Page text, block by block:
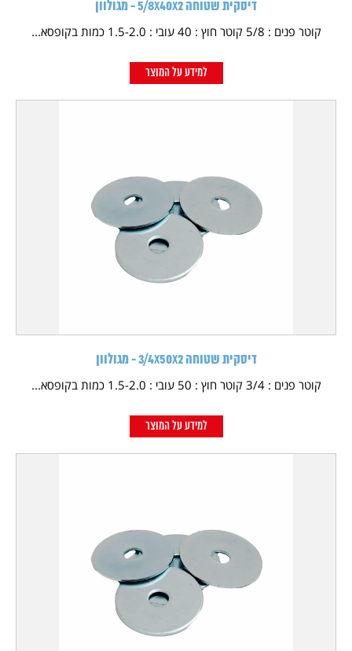
דיסקית שטוחה 5/8X40X2 - מגולוון
קוטר פנים : 5/8 קוטר חוץ : 40 עובי : 1.5-2.0 כמות בקופסא...
למידע על המוצר
דיסקית שטוחה 3/4X50X2 - מגולוון
קוטר פנים : 3/4 קוטר חוץ : 50 עובי : 1.5-2.0 כמות בקופסא...
למידע על המוצר